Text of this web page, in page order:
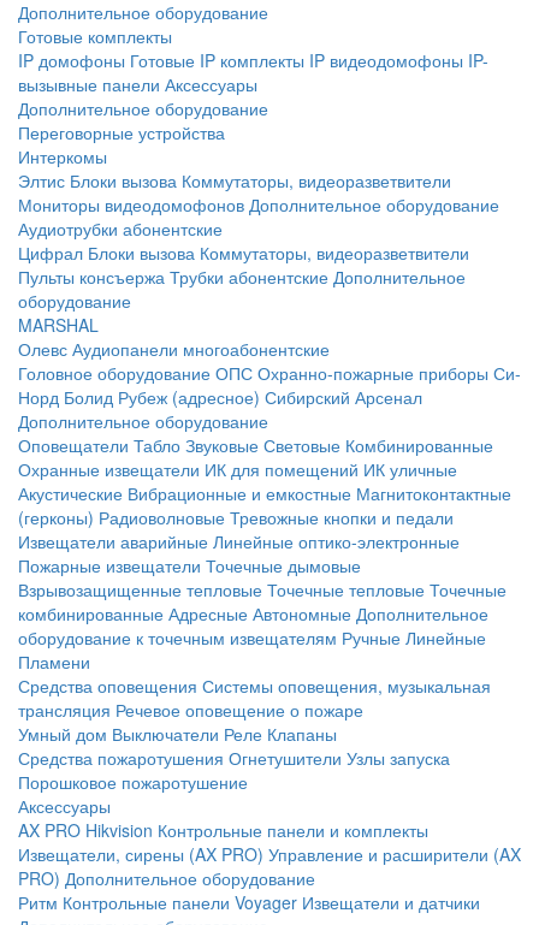
Дополнительное оборудование
Готовые комплекты
IP домофоны Готовые IP комплекты IP видеодомофоны IP-
вызывные панели Аксессуары
Дополнительное оборудование
Переговорные устройства
Интеркомы
Элтис Блоки вызова Коммутаторы, видеоразветвители
Мониторы видеодомофонов Дополнительное оборудование
Аудиотрубки абонентские
Цифрал Блоки вызова Коммутаторы, видеоразветвители
Пульты консъержа Трубки абонентские Дополнительное
оборудование
MARSHAL
Олевс Аудиопанели многоабонентские
Головное оборудование ОПС Охранно-пожарные приборы Си-
Норд Болид Рубеж (адресное) Сибирский Арсенал
Дополнительное оборудование
Оповещатели Табло Звуковые Световые Комбинированные
Охранные извещатели ИК для помещений ИК уличные
Акустические Вибрационные и емкостные Магнитоконтактные
(герконы) Радиоволновые Тревожные кнопки и педали
Извещатели аварийные Линейные оптико-электронные
Пожарные извещатели Точечные дымовые
Взрывозащищенные тепловые Точечные тепловые Точечные
комбинированные Адресные Автономные Дополнительное
оборудование к точечным извещателям Ручные Линейные
Пламени
Средства оповещения Системы оповещения, музыкальная
трансляция Речевое оповещение о пожаре
Умный дом Выключатели Реле Клапаны
Средства пожаротушения Огнетушители Узлы запуска
Порошковое пожаротушение
Аксессуары
AX PRO Hikvision Контрольные панели и комплекты
Извещатели, сирены (AX PRO) Управление и расширители (AX
PRO) Дополнительное оборудование
Ритм Контрольные панели Voyager Извещатели и датчики